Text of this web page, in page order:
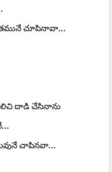
చూపినావా...
దాడి చేసినాను
చాపినవా...